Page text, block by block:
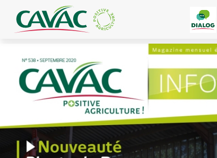
Panneau de gestion des cookies